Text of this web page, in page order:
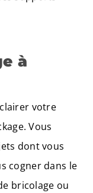
à
votre
Vous
dont vous
cogner dans le
bricolage ou